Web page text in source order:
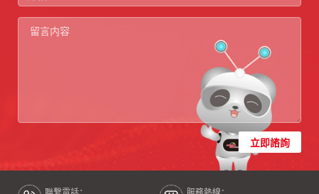
立即諮詢
聯繫電話： 服務熱線：